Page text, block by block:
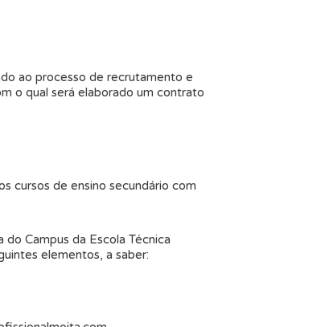
ao processo de recrutamento e
o qual será elaborado um contrato
cursos de ensino secundário com
Campus da Escola Técnica
elementos, a saber: